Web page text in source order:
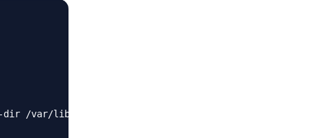
/var/lib/code-server --auth password